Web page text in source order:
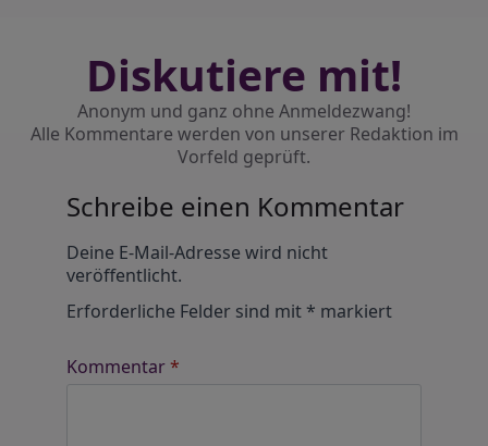
Diskutiere mit!
Anonym und ganz ohne Anmeldezwang!
Alle Kommentare werden von unserer Redaktion im
Vorfeld geprüft.
Schreibe einen Kommentar
Deine E-Mail-Adresse wird nicht
veröffentlicht.
Erforderliche Felder sind mit* markiert
Kommentar*